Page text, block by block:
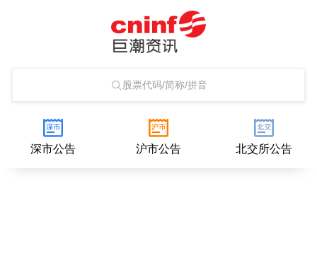
股票代码/简称/拼音
深市公告 沪市公告 北交所公告